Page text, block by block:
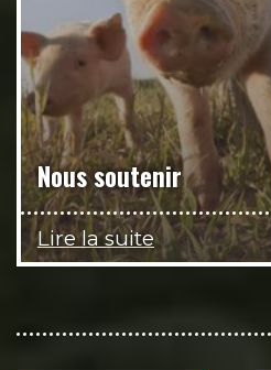
Nous soutenir
Lire la suite